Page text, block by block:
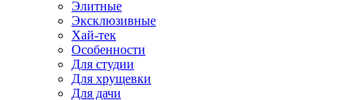
Элитные
Эксклюзивные
Хай-тек
Особенности
Для студии
Для хрущевки
Для дачи